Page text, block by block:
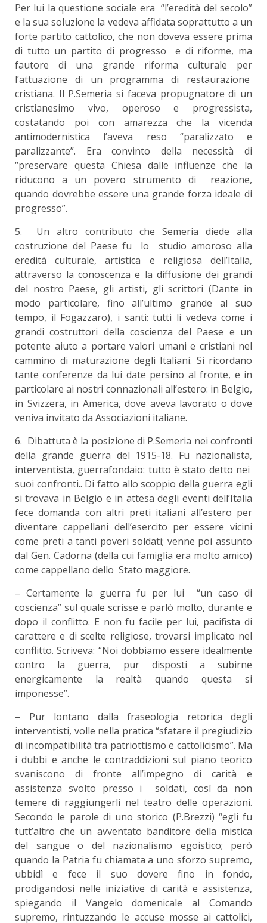
Per lui la questione sociale era “l’eredità del secolo”
e la sua soluzione la vedeva affidata soprattutto a un
forte partito cattolico, che non doveva essere prima
di tutto un partito di progresso e di riforme, ma
fautore di una grande riforma culturale per
l’attuazione di un programma di restaurazione
cristiana. Il P.Semeria si faceva propugnatore di un
cristianesimo vivo, operoso e progressista,
costatando poi con amarezza che la vicenda
antimodernistica l’aveva reso “paralizzato e
paralizzante”. Era convinto della necessità di
“preservare questa Chiesa dalle influenze che la
riducono a un povero strumento di reazione,
quando dovrebbe essere una grande forza ideale di
progresso”.
5. Un altro contributo che Semeria diede alla
costruzione del Paese fu lo studio amoroso alla
eredità culturale, artistica e religiosa dell’Italia,
attraverso la conoscenza e la diffusione dei grandi
del nostro Paese, gli artisti, gli scrittori (Dante in
modo particolare, fino all’ultimo grande al suo
tempo, il Fogazzaro), i santi: tutti li vedeva come i
grandi costruttori della coscienza del Paese e un
potente aiuto a portare valori umani e cristiani nel
cammino di maturazione degli Italiani. Si ricordano
tante conferenze da lui date persino al fronte, e in
particolare ai nostri connazionali all’estero: in Belgio,
in Svizzera, in America, dove aveva lavorato o dove
veniva invitato da Associazioni italiane.
6. Dibattuta è la posizione di P.Semeria nei confronti
della grande guerra del 1915-18. Fu nazionalista,
interventista, guerrafondaio: tutto è stato detto nei
suoi confronti.. Di fatto allo scoppio della guerra egli
si trovava in Belgio e in attesa degli eventi dell’Italia
fece domanda con altri preti italiani all’estero per
diventare cappellani dell’esercito per essere vicini
come preti a tanti poveri soldati; venne poi assunto
dal Gen. Cadorna (della cui famiglia era molto amico)
come cappellano dello Stato maggiore.
– Certamente la guerra fu per lui “un caso di
coscienza” sul quale scrisse e parlò molto, durante e
dopo il conflitto. E non fu facile per lui, pacifista di
carattere e di scelte religiose, trovarsi implicato nel
conflitto. Scriveva: “Noi dobbiamo essere idealmente
contro la guerra, pur disposti a subirne
energicamente la realtà quando questa si
imponesse”.
– Pur lontano dalla fraseologia retorica degli
interventisti, volle nella pratica “sfatare il pregiudizio
di incompatibilità tra patriottismo e cattolicismo”. Ma
i dubbi e anche le contraddizioni sul piano teorico
svaniscono di fronte all’impegno di carità e
assistenza svolto presso i soldati, così da non
temere di raggiungerli nel teatro delle operazioni.
Secondo le parole di uno storico (P.Brezzi) “egli fu
tutt’altro che un avventato banditore della mistica
del sangue o del nazionalismo egoistico; però
quando la Patria fu chiamata a uno sforzo supremo,
ubbidì e fece il suo dovere fino in fondo,
prodigandosi nelle iniziative di carità e assistenza,
spiegando il Vangelo domenicale al Comando
supremo, rintuzzando le accuse mosse ai cattolici,